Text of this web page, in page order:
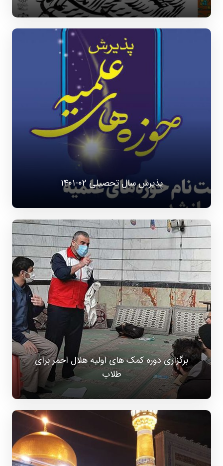
پذیرش سال تحصیلی ۰۲-۱۴۰۱
برگزاری دوره کمک های اولیه هلال احمر برای
طلاب